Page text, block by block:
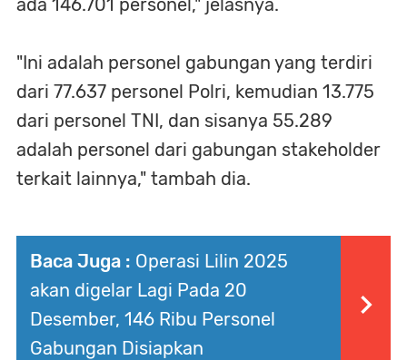
ada 146.701 personel," jelasnya.
"Ini adalah personel gabungan yang terdiri
dari 77.637 personel Polri, kemudian 13.775
dari personel TNI, dan sisanya 55.289
adalah personel dari gabungan stakeholder
terkait lainnya," tambah dia.
Baca Juga : Operasi Lilin 2025
akan digelar Lagi Pada 20
Desember, 146 Ribu Personel
Gabungan Disiapkan